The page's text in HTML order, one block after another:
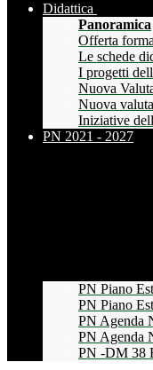
Didattica
Panoramica
Offerta
Le schede
I progetti
Nuova
Nuova
Iniziative
PN 2021 - 2027
PN Piano
PN Piano
PN Agenda
PN Agenda
PN -DM 38